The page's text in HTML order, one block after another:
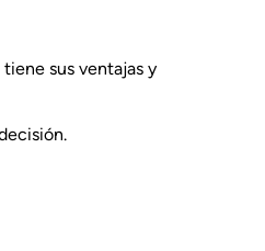
sus ventajas y